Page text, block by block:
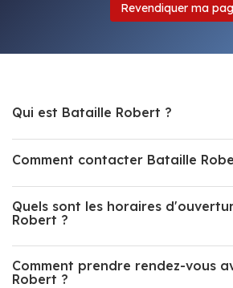
Revendiquer ma
Qui est Bataille Robert ?
Comment contacter Bataille
Quels sont les horaires
Robert ?
Comment prendre rendez-vous
Robert ?